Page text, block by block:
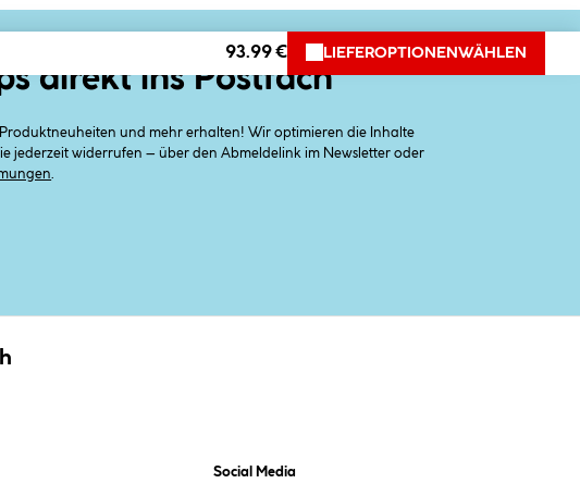
93.99 € LIEFEROPTIONEN WÄHLEN
direkt ins Postfach
und mehr erhalten! Wir optimieren die Inhalte
jederzeit widerrufen – über den Abmeldelink im Newsletter oder
Social Media